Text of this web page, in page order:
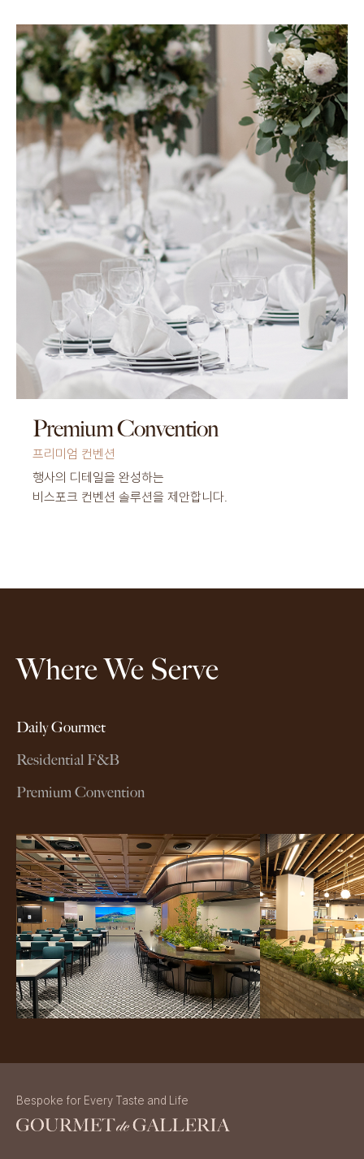
Premium Convention
프리미엄 컨벤션
행사의 디테일을 완성하는
비스포크 컨벤션 솔루션을 제안합니다.
Where We Serve
Daily Gourmet
Residential F&B
Premium Convention
Bespoke for Every Taste and Life